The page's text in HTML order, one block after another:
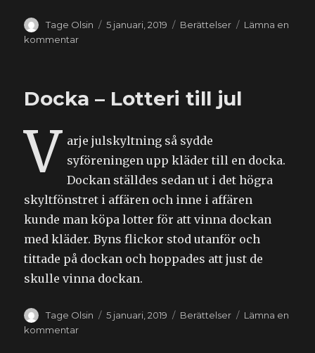
Författare
Tage Olsin
Publicerat
5 januari, 2019 Kategorier
Berättelser
Lämna en
kommentartill
Docka – Lotteri till jul
V arje julskyltning så sydde
syföreningen upp kläder till en docka.
Dockan ställdes sedan ut i det högra
skyltfönstret i affären och inne i affären
kunde man köpa lotter för att vinna dockan
med kläder. Byns flickor stod utanför och
tittade på dockan och hoppades att just de
skulle vinna dockan.
Författare
Tage Olsin
Publicerat
5 januari, 2019 Kategorier
Berättelser
Lämna en
kommentartill